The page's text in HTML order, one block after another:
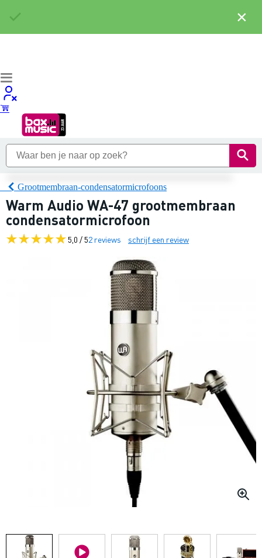
Grootmembraan-condensatormicrofoons
Warm Audio WA-47 grootmembraan
condensatormicrofoon
5,0 / 52 reviews schrijf een review
×